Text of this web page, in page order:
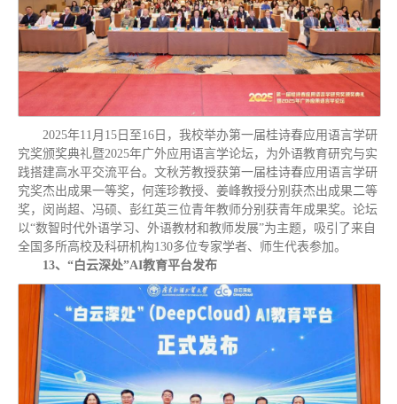
2025年11月15日至16日，我校举办第一届桂诗春应用语言学研
究奖颁奖典礼暨2025年广外应用语言学论坛，为外语教育研究与实
践搭建高水平交流平台。文秋芳教授获第一届桂诗春应用语言学研
究奖杰出成果一等奖，何莲珍教授、姜峰教授分别获杰出成果二等
奖，闵尚超、冯硕、彭红英三位青年教师分别获青年成果奖。论坛
以“数智时代外语学习、外语教材和教师发展”为主题，吸引了来自
全国多所高校及科研机构130多位专家学者、师生代表参加。
13、“白云深处”AI教育平台发布